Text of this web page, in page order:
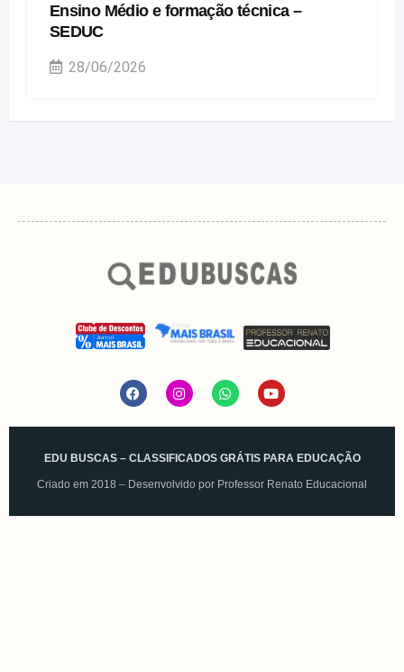
Ensino Médio e formação técnica –
SEDUC
28/06/2026
EDU BUSCAS – CLASSIFICADOS GRÁTIS PARA EDUCAÇÃO
Criado em 2018 – Desenvolvido por Professor Renato Educacional